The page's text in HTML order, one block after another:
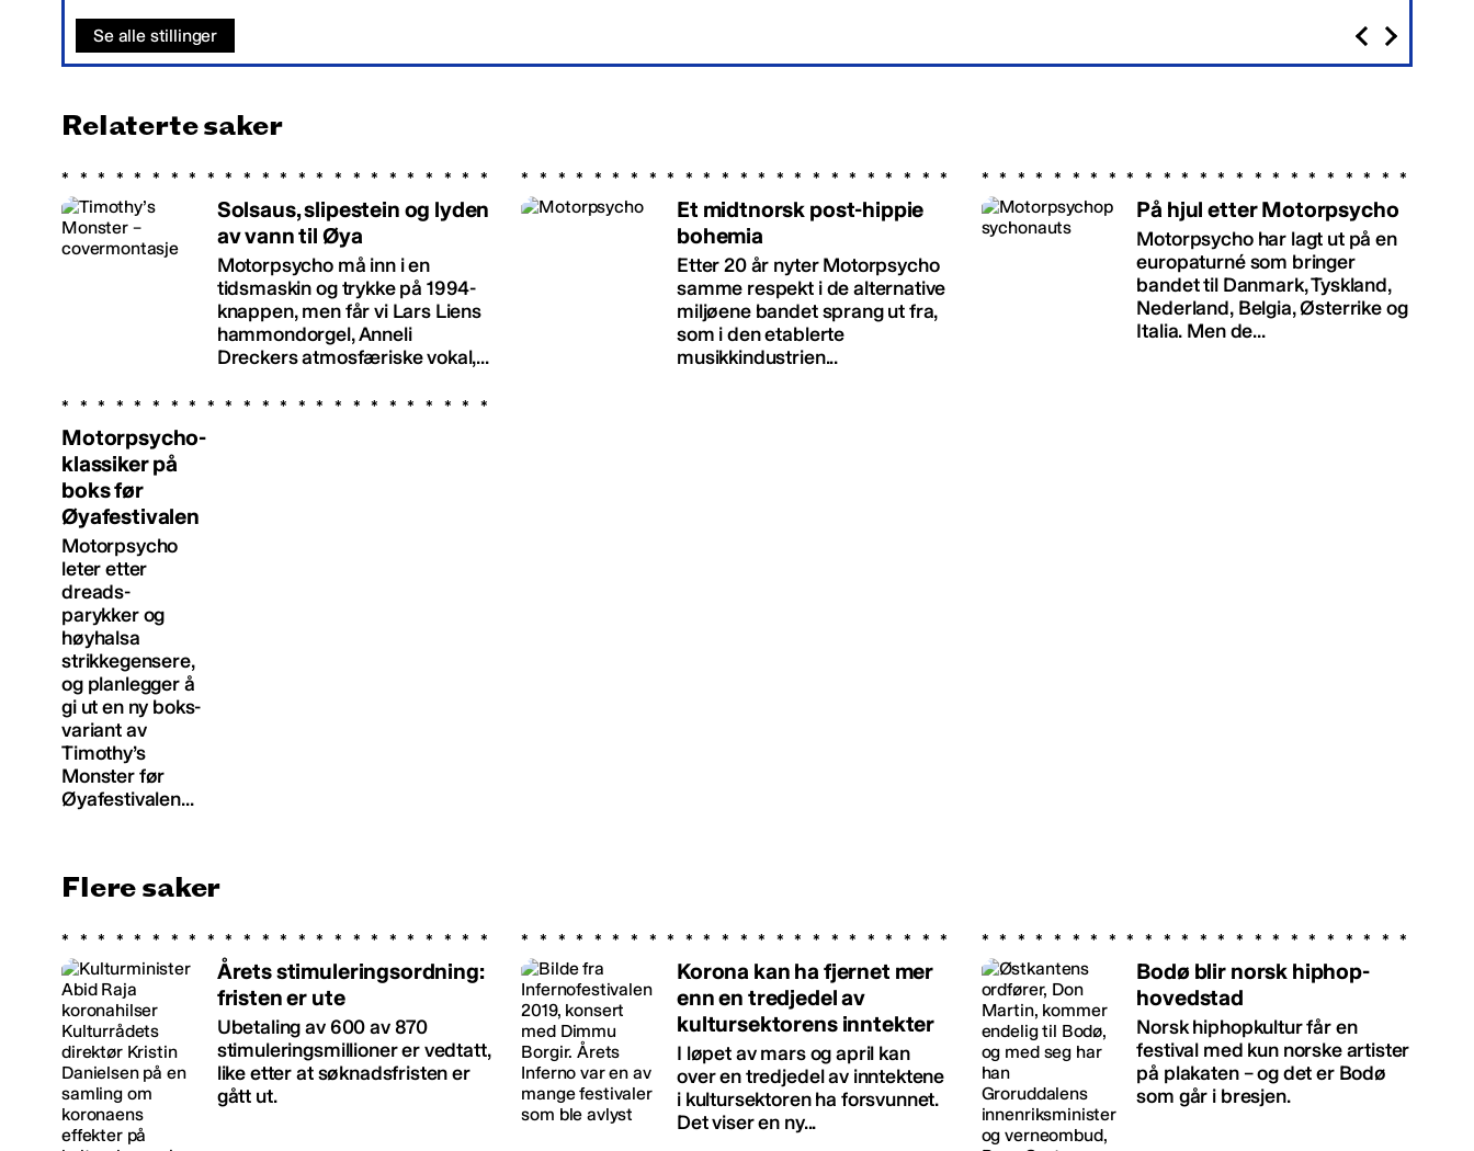
Se alle stillinger
Relaterte saker
Solsaus, slipestein og lyden
av vann til Øya
Motorpsycho må inn i en
tidsmaskin og trykke på 1994-
knappen, men får vi Lars Liens
hammondorgel, Anneli
Dreckers atmosfæriske vokal,...
Et midtnorsk post-hippie
bohemia
Etter 20 år nyter Motorpsycho
samme respekt i de alternative
miljøene bandet sprang ut fra,
som i den etablerte
musikkindustrien...
På hjul etter Motorpsycho
Motorpsycho har lagt ut på en
europaturné som bringer
bandet til Danmark, Tyskland,
Nederland, Belgia, Østerrike og
Italia. Men de...
Motorpsycho-
klassiker på
boks før
Øyafestivalen
Motorpsycho
leter etter
dreads-
parykker og
høyhalsa
strikkegensere,
og planlegger å
gi ut en ny boks-
variant av
Timothy’s
Monster før
Øyafestivalen...
Flere saker
Årets stimuleringsordning:
fristen er ute
Ubetaling av 600 av 870
stimuleringsmillioner er vedtatt,
like etter at søknadsfristen er
gått ut.
Korona kan ha fjernet mer
enn en tredjedel av
kultursektorens inntekter
I løpet av mars og april kan
over en tredjedel av inntektene
i kultursektoren ha forsvunnet.
Det viser en ny...
Bodø blir norsk hiphop-
hovedstad
Norsk hiphopkultur får en
festival med kun norske artister
på plakaten – og det er Bodø
som går i bresjen.